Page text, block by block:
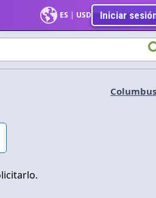
ES | USD Iniciar
Columbus